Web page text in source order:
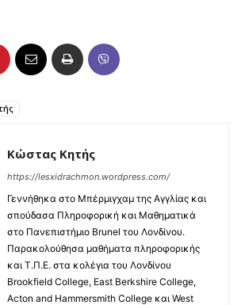
Κώστας Κητής
https://lesxidrachmon.wordpress.com/
Γεννήθηκα στο Μπέρμιγχαμ της Αγγλίας και
σπούδασα Πληροφορική και Μαθηματικά
στο Πανεπιστήμιο Brunel του Λονδίνου.
Παρακολούθησα μαθήματα πληροφορικής
και Τ.Π.Ε. στα κολέγια του Λονδίνου
Brookfield College, East Berkshire College,
Acton and Hammersmith College και West